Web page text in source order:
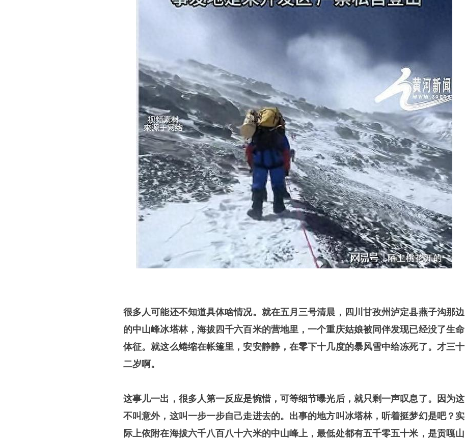
很多人可能还不知道具体啥情况。就在五月三号清晨，四川甘孜州泸定县燕子沟那边
的中山峰冰塔林，海拔四千六百米的营地里，一个重庆姑娘被同伴发现已经没了生命
体征。就这么蜷缩在帐篷里，安安静静，在零下十几度的暴风雪中给冻死了。才三十
二岁啊。
这事儿一出，很多人第一反应是惋惜，可等细节曝光后，就只剩一声叹息了。因为这
不叫意外，这叫一步一步自己走进去的。出事的地方叫冰塔林，听着挺梦幻是吧？实
际上依附在海拔六千八百八十六米的中山峰上，最低处都有五千零五十米，是贡嘎山